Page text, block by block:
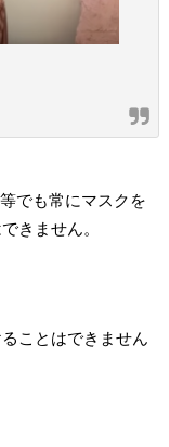
でも常にマスクを
きません。
ことはできません